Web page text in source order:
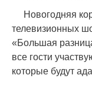
Новогодняя
телевизионных
«Большая
все гости
которые будут